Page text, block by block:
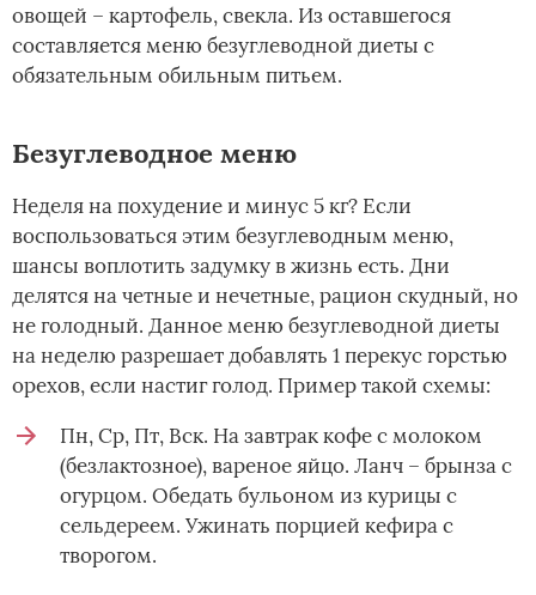
овощей – картофель, свекла. Из оставшегося
составляется меню безуглеводной диеты с
обязательным обильным питьем.
Безуглеводное меню
Неделя на похудение и минус 5 кг? Если
воспользоваться этим безуглеводным меню,
шансы воплотить задумку в жизнь есть. Дни
делятся на четные и нечетные, рацион скудный, но
не голодный. Данное меню безуглеводной диеты
на неделю разрешает добавлять 1 перекус горстью
орехов, если настиг голод. Пример такой схемы:
Пн, Ср, Пт, Вск. На завтрак кофе с молоком
(безлактозное), вареное яйцо. Ланч – брынза с
огурцом. Обедать бульоном из курицы с
сельдереем. Ужинать порцией кефира с
творогом.